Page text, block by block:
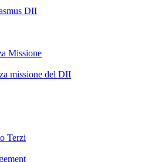
DII
Missione
missione del DII
Terzi